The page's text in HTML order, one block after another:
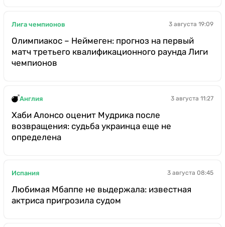
Лига чемпионов 3 августа 19:09
Олимпиакос – Неймеген: прогноз на первый
матч третьего квалификационного раунда Лиги
чемпионов
Англия 3 августа 11:27
Хаби Алонсо оценит Мудрика после
возвращения: судьба украинца еще не
определена
Испания 3 августа 08:45
Любимая Мбаппе не выдержала: известная
актриса пригрозила судом